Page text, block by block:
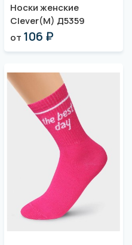
Носки женские
Clever(M) Д5359
от 106 ₽